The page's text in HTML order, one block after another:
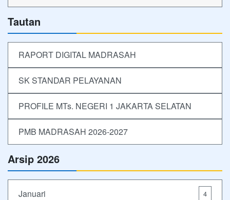
Tautan
RAPORT DIGITAL MADRASAH
SK STANDAR PELAYANAN
PROFILE MTs. NEGERI 1 JAKARTA SELATAN
PMB MADRASAH 2026-2027
Arsip 2026
Januari 4